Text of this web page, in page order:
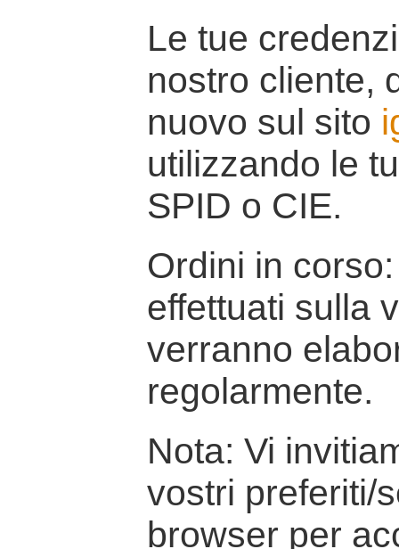
Le tue
nostro cliente,
nuovo sul sito
utilizzando le
SPID o CIE.
Ordini in
effettuati sulla
verranno
regolarmente.
Nota: Vi
vostri preferiti/
browser per